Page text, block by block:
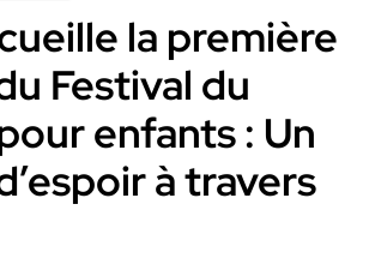
la première
Festival du
enfants : Un
à travers